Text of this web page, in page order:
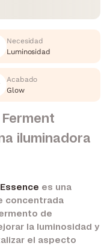
Necesidad
Luminosidad
Acabado
Glow
iluminadora
es una
concentrada
de
la luminosidad y
el aspecto